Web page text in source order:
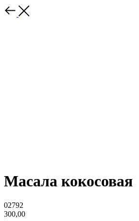
Масала кокосовая
02792
300,00